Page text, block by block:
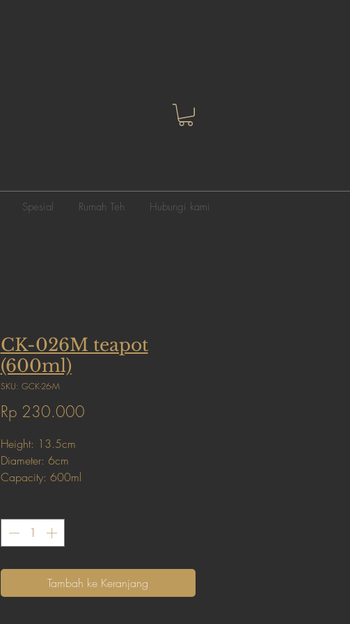
Spesial Rumah Teh Hubungi kami
CK-026M teapot
(600ml)
SKU: GCK-26-M
Rp 230.000Harga
Height: 13.5cm
Diameter: 6cm
Capacity: 600ml
Tambah ke Keranjang